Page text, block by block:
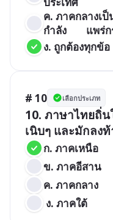
ค. ภาคกลางเ
กำลัง        แพร่
ง. ถูกต้องทุกข้อ
# 10 เลือกประเภท
10. ภาษาไทยถิ่
ข. ภาคอีสาน
ง. ภาคใต้